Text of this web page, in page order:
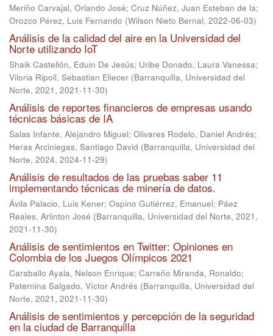
Meriño Carvajal, Orlando José; Cruz Núñez, Juan Esteban de la;
Orozco Pérez, Luis Fernando (Wilson Nieto Bernal, 2022-06-03)
Análisis de la calidad del aire en la Universidad del
Norte utilizando IoT
Shaik Castellón, Eduin De Jesús; Uribe Donado, Laura Vanessa;
Viloria Ripoll, Sebastian Eliecer (Barranquilla, Universidad del
Norte, 2021 , 2021-11-30)
Análisis de reportes financieros de empresas usando
técnicas básicas de IA
Salas Infante, Alejandro Miguel; Olivares Rodelo, Daniel Andrés;
Heras Arciniegas, Santiago David (Barranquilla, Universidad del
Norte, 2024, 2024-11-29)
Análisis de resultados de las pruebas saber 11
implementando técnicas de minería de datos.
Ávila Palacio, Luis Kener; Ospino Gutiérrez, Emanuel; Páez
Reales, Arlinton José (Barranquilla, Universidad del Norte, 2021 ,
2021-11-30)
Análisis de sentimientos en Twitter: Opiniones en
Colombia de los Juegos Olímpicos 2021
Caraballo Ayala, Nelson Enrique; Carreño Miranda, Ronaldo;
Paternina Salgado, Víctor Andrés (Barranquilla, Universidad del
Norte, 2021 , 2021-11-30)
Análisis de sentimientos y percepción de la seguridad
en la ciudad de Barranquilla